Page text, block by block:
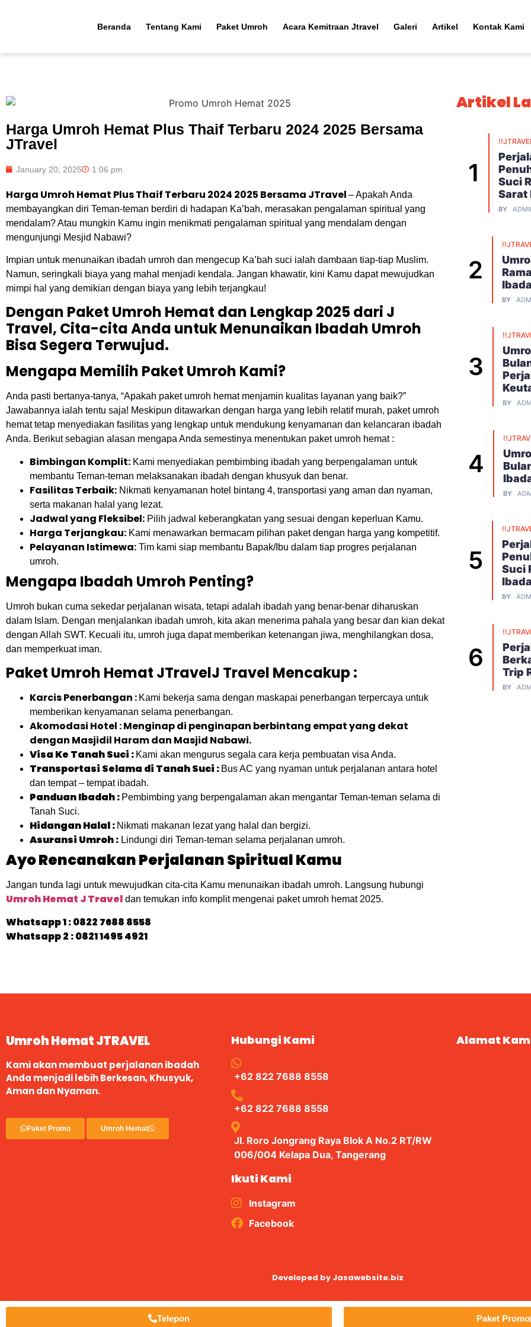
Beranda Tentang Kami Paket Umroh Acara Kemitraan Jtravel Galeri Artikel Kontak Kami
Harga Umroh Hemat Plus Thaif Terbaru 2024 2025 Bersama
JTravel
January 20, 2025 1:06 pm
Harga Umroh Hemat Plus Thaif Terbaru 2024 2025 Bersama JTravel – Apakah Anda
membayangkan diri Teman-teman berdiri di hadapan Ka’bah, merasakan pengalaman spiritual yang
mendalam? Atau mungkin Kamu ingin menikmati pengalaman spiritual yang mendalam dengan
mengunjungi Mesjid Nabawi?
Impian untuk menunaikan ibadah umroh dan mengecup Ka’bah suci ialah dambaan tiap-tiap Muslim.
Namun, seringkali biaya yang mahal menjadi kendala. Jangan khawatir, kini Kamu dapat mewujudkan
mimpi hal yang demikian dengan biaya yang lebih terjangkau!
Dengan Paket Umroh Hemat dan Lengkap 2025 dari J
Travel, Cita-cita Anda untuk Menunaikan Ibadah Umroh
Bisa Segera Terwujud.
Mengapa Memilih Paket Umroh Kami?
Anda pasti bertanya-tanya, “Apakah paket umroh hemat menjamin kualitas layanan yang baik?”
Jawabannya ialah tentu saja! Meskipun ditawarkan dengan harga yang lebih relatif murah, paket umroh
hemat tetap menyediakan fasilitas yang lengkap untuk mendukung kenyamanan dan kelancaran ibadah
Anda. Berikut sebagian alasan mengapa Anda semestinya menentukan paket umroh hemat :
Bimbingan Komplit: Kami menyediakan pembimbing ibadah yang berpengalaman untuk
membantu Teman-teman melaksanakan ibadah dengan khusyuk dan benar.
Fasilitas Terbaik: Nikmati kenyamanan hotel bintang 4, transportasi yang aman dan nyaman,
serta makanan halal yang lezat.
Jadwal yang Fleksibel: Pilih jadwal keberangkatan yang sesuai dengan keperluan Kamu.
Harga Terjangkau: Kami menawarkan bermacam pilihan paket dengan harga yang kompetitif.
Pelayanan Istimewa: Tim kami siap membantu Bapak/Ibu dalam tiap progres perjalanan
umroh.
Mengapa Ibadah Umroh Penting?
Umroh bukan cuma sekedar perjalanan wisata, tetapi adalah ibadah yang benar-benar diharuskan
dalam Islam. Dengan menjalankan ibadah umroh, kita akan menerima pahala yang besar dan kian dekat
dengan Allah SWT. Kecuali itu, umroh juga dapat memberikan ketenangan jiwa, menghilangkan dosa,
dan memperkuat iman.
Paket Umroh Hemat JTravelJ Travel Mencakup :
Karcis Penerbangan : Kami bekerja sama dengan maskapai penerbangan terpercaya untuk
memberikan kenyamanan selama penerbangan.
Akomodasi Hotel : Menginap di penginapan berbintang empat yang dekat
dengan Masjidil Haram dan Masjid Nabawi.
Visa Ke Tanah Suci : Kami akan mengurus segala cara kerja pembuatan visa Anda.
Transportasi Selama di Tanah Suci : Bus AC yang nyaman untuk perjalanan antara hotel
dan tempat – tempat ibadah.
Panduan Ibadah : Pembimbing yang berpengalaman akan mengantar Teman-teman selama di
Tanah Suci.
Hidangan Halal : Nikmati makanan lezat yang halal dan bergizi.
Asuransi Umroh : Lindungi diri Teman-teman selama perjalanan umroh.
Ayo Rencanakan Perjalanan Spiritual Kamu
Jangan tunda lagi untuk mewujudkan cita-cita Kamu menunaikan ibadah umroh. Langsung hubungi
Umroh Hemat J Travel dan temukan info komplit mengenai paket umroh hemat 2025.
Whatsapp 1 :0822 7688 8558
Whatsapp 2 : 0821 1495 4921
Artikel
Suci
Sarat
BY
BY
BY
BY
Suci
BY
Trip
BY
Umroh Hemat JTRAVEL
Kami akan membuat perjalanan ibadah
Anda menjadi lebih Berkesan, Khusyuk,
Aman dan Nyaman.
Paket Promo Umroh Hemat
Hubungi Kami
+62 822 7688 8558
+62 822 7688 8558
Jl. Roro Jongrang Raya Blok A No.2 RT/RW
006/004 Kelapa Dua, Tangerang
Ikuti Kami
Instagram
Facebook
Alamat
Developed by Jasawebsite.biz
Telepon Paket Promo